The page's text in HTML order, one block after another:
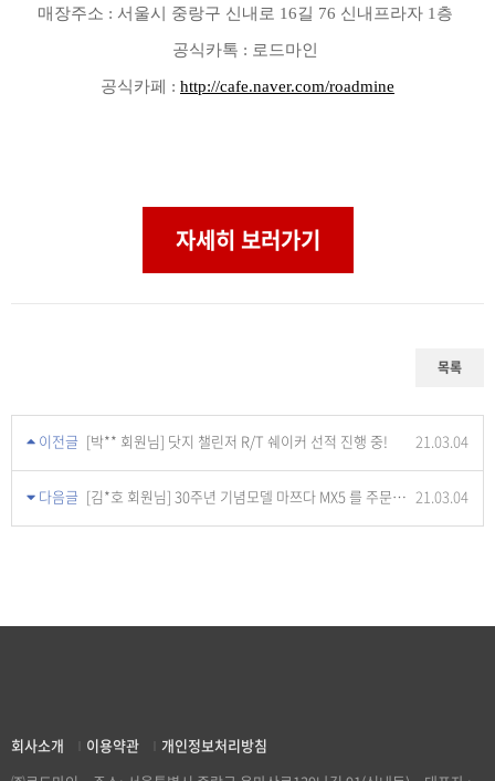
매장주소 : 서울시 중랑구 신내로 16길 76 신내프라자 1층
공식카톡 : 로드마인
공식카페 : http://cafe.naver.com/roadmine
자세히 보러가기
목록
이전글 [박** 회원님] 닷지 챌린저 R/T 쉐이커 선적 진행 중! 21.03.04
다음글 [김*호 회원님] 30주년 기념모델 마쯔다 MX5 를 주문하다! 21.03.04
회사소개 이용약관
개인정보처리방침